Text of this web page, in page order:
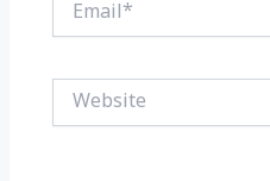
Website